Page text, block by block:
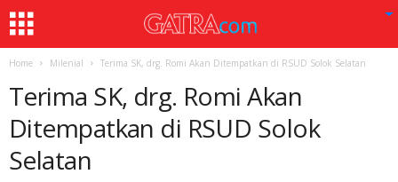
Home Milenial Terima SK, drg. Romi Akan Ditempatkan di RSUD Solok Selatan
Terima SK, drg. Romi Akan
Ditempatkan di RSUD Solok
Selatan